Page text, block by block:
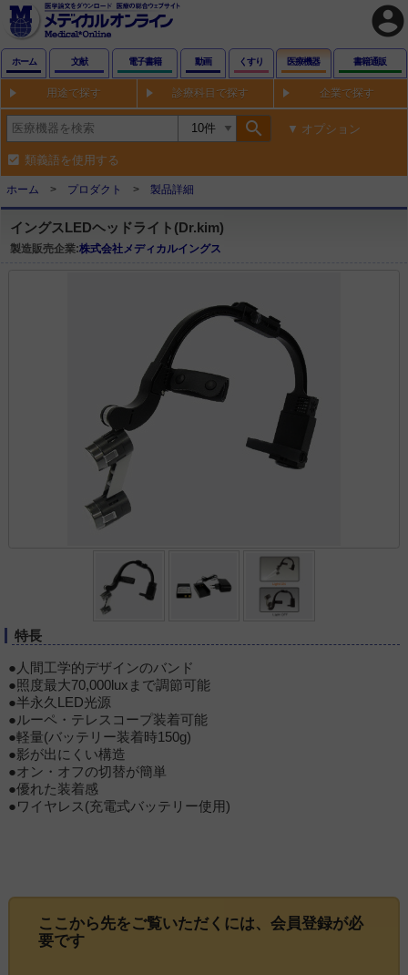
account_circle
ホーム 文献 電子書籍 動画 くすり 医療機器 書籍通販
用途で探す 診療科目で探す 企業で探す
search オプション
類義語を使用する
ホーム プロダクト 製品詳細
イングスLEDヘッドライト(Dr.kim)
製造販売企業:株式会社メディカルイングス
特長
●人間工学的デザインのバンド
●照度最大70,000luxまで調節可能
●半永久LED光源
●ルーペ・テレスコープ装着可能
●軽量(バッテリー装着時150g)
●影が出にくい構造
●オン・オフの切替が簡単
●優れた装着感
●ワイヤレス(充電式バッテリー使用)
ここから先をご覧いただくには、 会員登録が必
要です